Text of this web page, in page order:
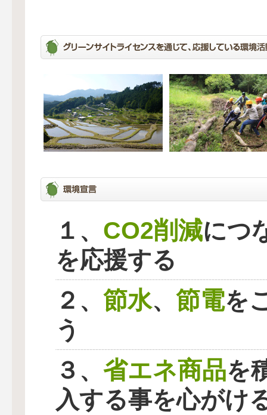
１、 CO2削減につ
を応援する
２、 節水、 節電を
う
３、 省エネ商品を
入する事を心がけ